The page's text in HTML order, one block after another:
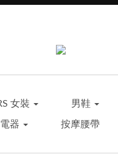
女裝 男鞋
器 按摩腰帶